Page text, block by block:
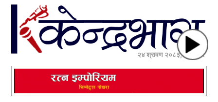
२४ श्रावण २०८३, आईतवार